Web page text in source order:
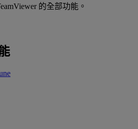
的全部功能。